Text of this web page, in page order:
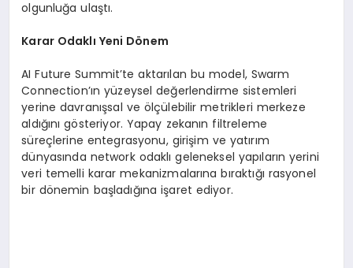
olgunluğa ulaştı.
Karar Odaklı Yeni Dönem
AI Future Summit’te aktarılan bu model, Swarm
Connection’ın yüzeysel değerlendirme sistemleri
yerine davranışsal ve ölçülebilir metrikleri merkeze
aldığını gösteriyor. Yapay zekanın filtreleme
süreçlerine entegrasyonu, girişim ve yatırım
dünyasında network odaklı geleneksel yapıların yerini
veri temelli karar mekanizmalarına bıraktığı rasyonel
bir dönemin başladığına işaret ediyor.